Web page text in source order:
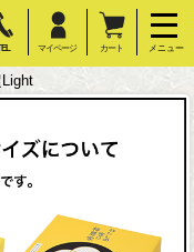
マイページ カート メニュー